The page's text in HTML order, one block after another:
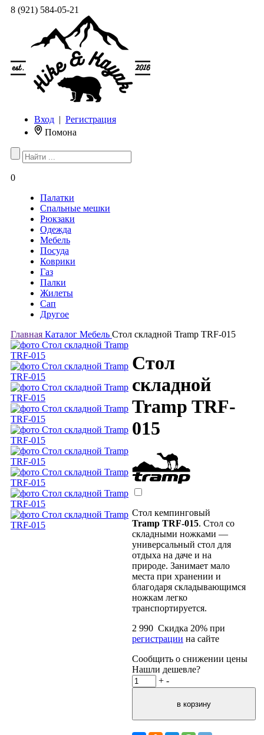
8 (921) 584-05-21
Вход | Регистрация
Помона
0
Палатки
Спальные мешки
Рюкзаки
Одежда
Мебель
Посуда
Коврики
Газ
Палки
Жилеты
Сап
Другое
Главная Каталог Мебель Стол складной Tramp TRF-015
Стол
складной
Tramp TRF-
015
Стол кемпинговый
Tramp TRF-015. Стол со
складными ножками —
универсальный стол для
отдыха на даче и на
природе. Занимает мало
места при хранении и
благодаря складывающимся
ножкам легко
транспортируется.
2 990 Скидка 20% при
регистрации на сайте
Сообщить о снижении цены
Нашли дешевле?
+ -